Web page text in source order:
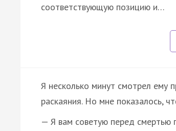
соответствующую позицию и…
Я несколько минут смотрел ему
раскаяния. Но мне показалось,
— Я вам советую перед смертью